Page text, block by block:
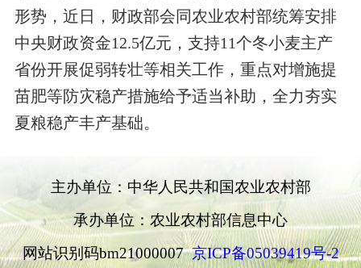
形势，近日，财政部会同农业农村部统筹安排
中央财政资金12.5亿元，支持11个冬小麦主产
省份开展促弱转壮等相关工作，重点对增施提
苗肥等防灾稳产措施给予适当补助，全力夯实
夏粮稳产丰产基础。
主办单位：中华人民共和国农业农村部
承办单位：农业农村部信息中心
网站识别码bm21000007京ICP备05039419号-2